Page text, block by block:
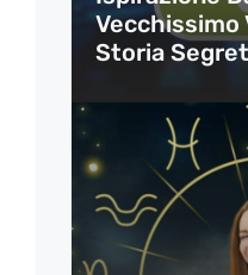
Vecchissimo
Storia